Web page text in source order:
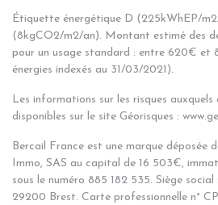
Étiquette énergétique D (225kWhEP/
(8kgCO2/m2/an). Montant estimé des
pour un usage standard : entre 620€ et
énergies indexés au 31/03/2021).
Les informations sur les risques
disponibles sur le site Géorisques :
Bercail France est une marque déposée
Immo, SAS au capital de 16 503€,
sous le numéro 885 182 535. Siège
29200 Brest. Carte professionnelle n°